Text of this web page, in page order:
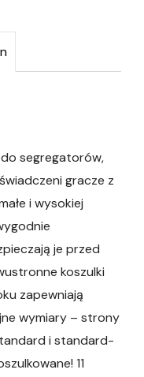
segregatorów,
gracze z
i wysokiej
je przed
koszulki
zapewniają
wymiary – strony
i standard-
11